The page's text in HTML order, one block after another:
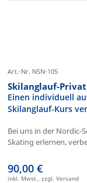
Art.-Nr. NSN-105
Skilanglauf-
Einen individuell
Skilanglauf-Kurs
Bei uns in der Nordic-
Skating erlernen,
90,00 €
inkl. Mwst., zzgl. Versand